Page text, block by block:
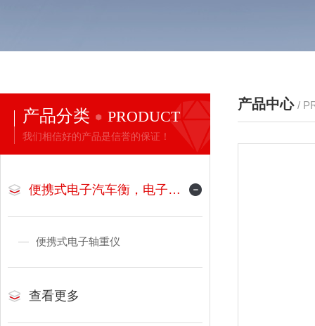
产品分类 PRODUCT
我们相信好的产品是信誉的保证！
便携式电子汽车衡，电子地磅
便携式电子轴重仪
查看更多
产品中心 /